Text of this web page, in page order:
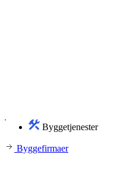
Byggetjenester
Byggefirmaer